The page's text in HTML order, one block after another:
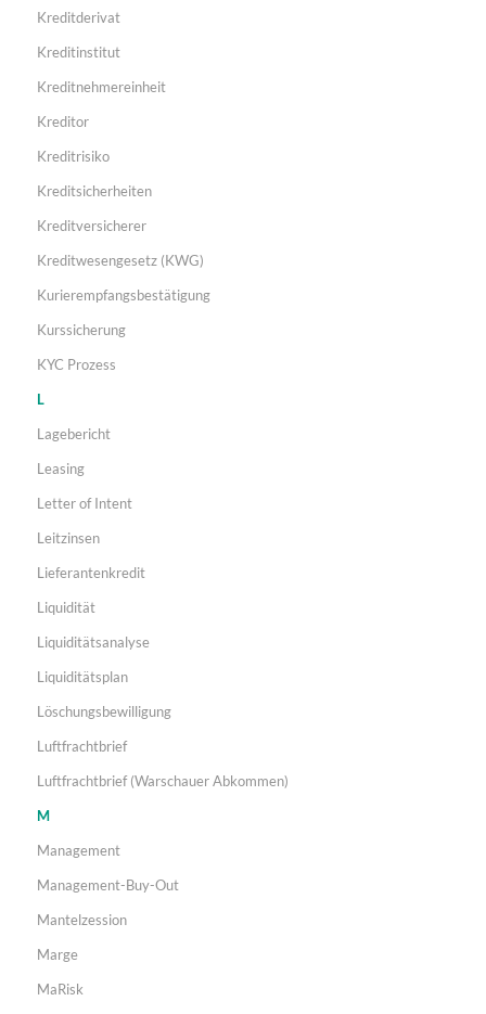
Kreditderivat
Kreditinstitut
Kreditnehmereinheit
Kreditor
Kreditrisiko
Kreditsicherheiten
Kreditversicherer
Kreditwesengesetz (KWG)
Kurierempfangsbestätigung
Kurssicherung
KYC Prozess
L
Lagebericht
Leasing
Letter of Intent
Leitzinsen
Lieferantenkredit
Liquidität
Liquiditätsanalyse
Liquiditätsplan
Löschungsbewilligung
Luftfrachtbrief
Luftfrachtbrief (Warschauer Abkommen)
M
Management
Management-Buy-Out
Mantelzession
Marge
MaRisk